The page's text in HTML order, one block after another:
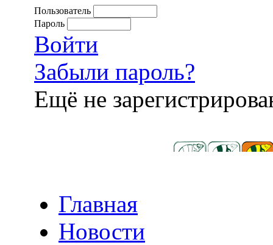
Пользователь
Пароль
Войти
Забыли пароль?
Ещё не
Главная
Новости